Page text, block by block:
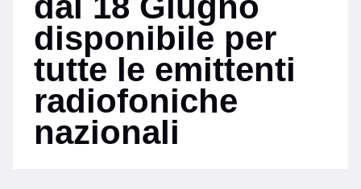
disponibile per
tutte le emittenti
radiofoniche
nazionali